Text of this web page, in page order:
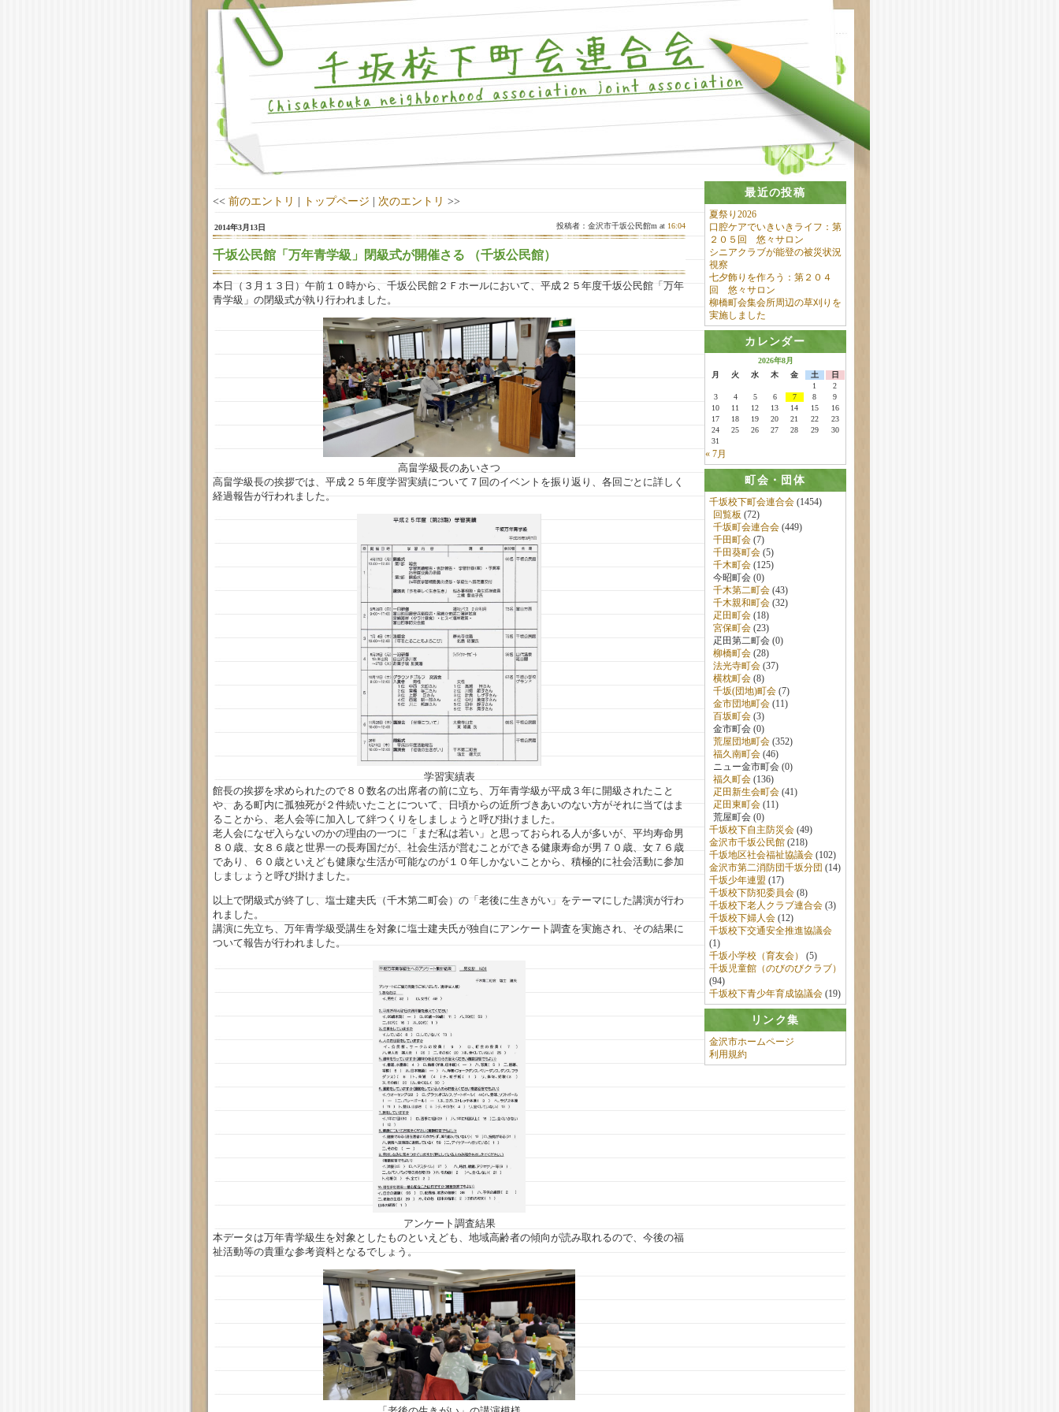
最近の投稿
夏祭り2026
口腔ケアでいきいきライフ：第
２０５回 悠々サロン
シニアクラブが能登の被災状況
視察
七夕飾りを作ろう：第２０４
回 悠々サロン
柳橋町会集会所周辺の草刈りを
実施しました
カレンダー
2026年8月
月
火 水 木 金 土
日
1
2
3
4 5 6 7 8
9
10
11 12 13 14 15
16
17
18 19 20 21 22
23
24
25 26 27 28 29
30
31
« 7月
町会・団体
千坂校下町会連合会(1454)
回覧板 (72)
千坂町会連合会(449)
千田町会(7)
千田葵町会(5)
千木町会(125)
今昭町会 (0)
千木第二町会(43)
千木親和町会(32)
疋田町会(18)
宮保町会(23)
疋田第二町会 (0)
柳橋町会(28)
法光寺町会(37)
横枕町会(8)
千坂(団地)町会(7)
金市団地町会(11)
百坂町会(3)
金市町会 (0)
荒屋団地町会(352)
福久南町会(46)
ニュー金市町会 (0)
福久町会(136)
疋田新生会町会(41)
疋田東町会(11)
荒屋町会 (0)
千坂校下自主防災会(49)
金沢市千坂公民館(218)
千坂地区社会福祉協議会(102)
金沢市第二消防団千坂分団 (14)
千坂少年連盟 (17)
千坂校下防犯委員会(8)
千坂校下老人クラブ連合会(3)
千坂校下婦人会(12)
千坂校下交通安全推進協議会
(1)
千坂小学校（育友会）
(5)
千坂児童館（のびのびクラブ）
(94)
千坂校下青少年育成協議会(19)
リンク集
金沢市ホームページ
利用規約
<<前のエントリ | トップページ | 次のエントリ >>
2014年3月13日 投稿者：金沢市千坂公民館m at 16:04
千坂公民館「万年青学級」閉級式が開催さる （千坂公民館）
本日（３月１３日）午前１０時から、千坂公民館２Ｆホールにおいて、平成２５年度千坂公民館「万年
青学級」の閉級式が執り行われました。
高畠学級長のあいさつ
高畠学級長の挨拶では、平成２５年度学習実績について７回のイベントを振り返り、各回ごとに詳しく
経過報告が行われました。
学習実績表
館長の挨拶を求められたので８０数名の出席者の前に立ち、万年青学級が平成３年に開級されたこと
や、ある町内に孤独死が２件続いたことについて、日頃からの近所づきあいのない方がそれに当てはま
ることから、老人会等に加入して絆つくりをしましょうと呼び掛けました。
老人会になぜ入らないのかの理由の一つに「まだ私は若い」と思っておられる人が多いが、平均寿命男
８０歳、女８６歳と世界一の長寿国だが、社会生活が営むことができる健康寿命が男７０歳、女７６歳
であり、６０歳といえども健康な生活が可能なのが１０年しかないことから、積極的に社会活動に参加
しましょうと呼び掛けました。
以上で閉級式が終了し、塩士建夫氏（千木第二町会）の「老後に生きがい」をテーマにした講演が行わ
れました。
講演に先立ち、万年青学級受講生を対象に塩士建夫氏が独自にアンケート調査を実施され、その結果に
ついて報告が行われました。
アンケート調査結果
本データは万年青学級生を対象としたものといえども、地域高齢者の傾向が読み取れるので、今後の福
祉活動等の貴重な参考資料となるでしょう。